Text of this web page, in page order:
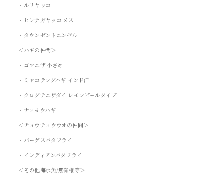
・ルリヤッコ
・ヒレナガヤッコ メス
・タウンゼントエンゼル
＜ハギの仲間＞
・ゴマニザ 小さめ
・ミヤコテングハギ インド洋
・クログチニザダイ レモンピールタイプ
・ナンヨウハギ
＜チョウチョウウオの仲間＞
・バーゲスバタフライ
・インディアンバタフライ
＜その他海水魚/無脊椎等＞